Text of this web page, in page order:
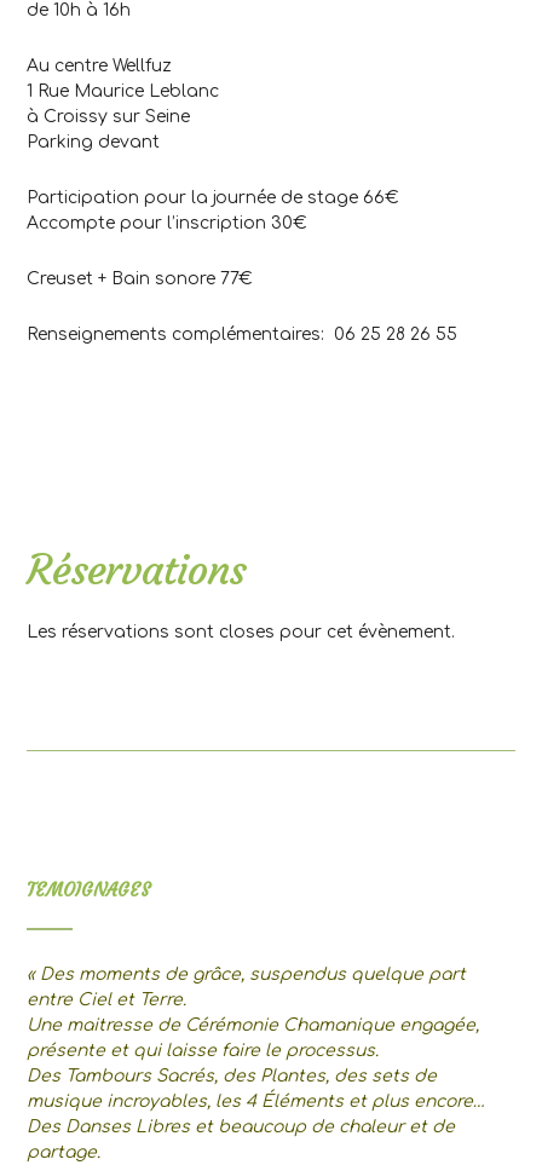
de 10h à 16h
Au centre Wellfuz
1 Rue Maurice Leblanc
à Croissy sur Seine
Parking devant
Participation pour la journée de stage 66€
Accompte pour l’inscription 30€
Creuset + Bain sonore 77€
Renseignements complémentaires: 06 25 28 26 55
Réservations
Les réservations sont closes pour cet évènement.
TEMOIGNAGES
« Des moments de grâce, suspendus quelque part
entre Ciel et Terre.
Une maitresse de Cérémonie Chamanique engagée,
présente et qui laisse faire le processus.
Des Tambours Sacrés, des Plantes, des sets de
musique incroyables, les 4 Éléments et plus encore…
Des Danses Libres et beaucoup de chaleur et de
partage.